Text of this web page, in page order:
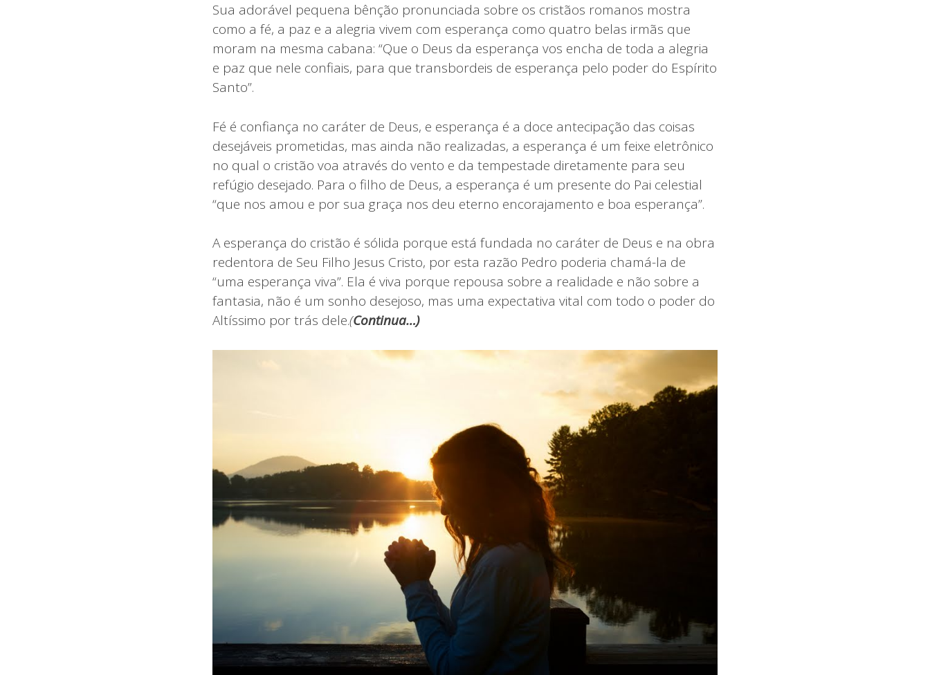
Sua adorável pequena bênção pronunciada sobre os cristãos romanos mostra
como a fé, a paz e a alegria vivem com esperança como quatro belas irmãs que
moram na mesma cabana: “Que o Deus da esperança vos encha de toda a alegria
e paz que nele confiais, para que transbordeis de esperança pelo poder do Espírito
Santo”.
Fé é confiança no caráter de Deus, e esperança é a doce antecipação das coisas
desejáveis prometidas, mas ainda não realizadas, a esperança é um feixe eletrônico
no qual o cristão voa através do vento e da tempestade diretamente para seu
refúgio desejado. Para o filho de Deus, a esperança é um presente do Pai celestial
“que nos amou e por sua graça nos deu eterno encorajamento e boa esperança”.
A esperança do cristão é sólida porque está fundada no caráter de Deus e na obra
redentora de Seu Filho Jesus Cristo, por esta razão Pedro poderia chamá-la de
“uma esperança viva”. Ela é viva porque repousa sobre a realidade e não sobre a
fantasia, não é um sonho desejoso, mas uma expectativa vital com todo o poder do
Altíssimo por trás dele.(Continua…)